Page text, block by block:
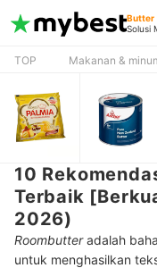
Butter
Solusi
TOP Makanan &
10
Terbaik
2026)
Roombutteradalah
untuk menghasilkan